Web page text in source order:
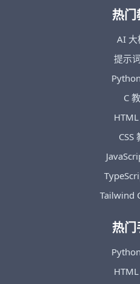
热门
AI 大
提示
C
CSS
Tailwind
热门